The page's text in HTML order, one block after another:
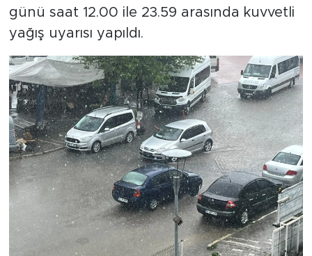
günü saat 12.00 ile 23.59 arasında kuvvetli
yağış uyarısı yapıldı.